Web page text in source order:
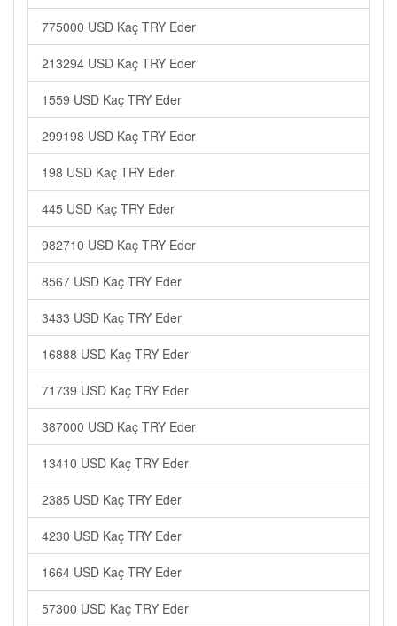
775000 USD Kaç TRY Eder
213294 USD Kaç TRY Eder
1559 USD Kaç TRY Eder
299198 USD Kaç TRY Eder
198 USD Kaç TRY Eder
445 USD Kaç TRY Eder
982710 USD Kaç TRY Eder
8567 USD Kaç TRY Eder
3433 USD Kaç TRY Eder
16888 USD Kaç TRY Eder
71739 USD Kaç TRY Eder
387000 USD Kaç TRY Eder
13410 USD Kaç TRY Eder
2385 USD Kaç TRY Eder
4230 USD Kaç TRY Eder
1664 USD Kaç TRY Eder
57300 USD Kaç TRY Eder